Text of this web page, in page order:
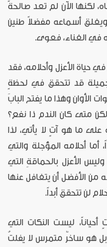
لكنها الآن لم تعد صالحةً
ويغلق أسماعه مفضلاً طنين
في الغناء، فعوى.
حياة الأعزل وأحلامه، فقد
قد تتحقق في لحظةٍ
الأوان وهذا ما يفتح البابَ
متى كان الندم ذا نفع؟
ما هو آتٍ لا يأتي، لذا
أما أحلامه المؤجلة والتي
الأعزل بالحماقةِ التي
من الأفضل أن يتغافل عنها
لن تتحقق أبداً.
ليست النكات التي
هو ساخرٌ متمرس لا يفلتُ